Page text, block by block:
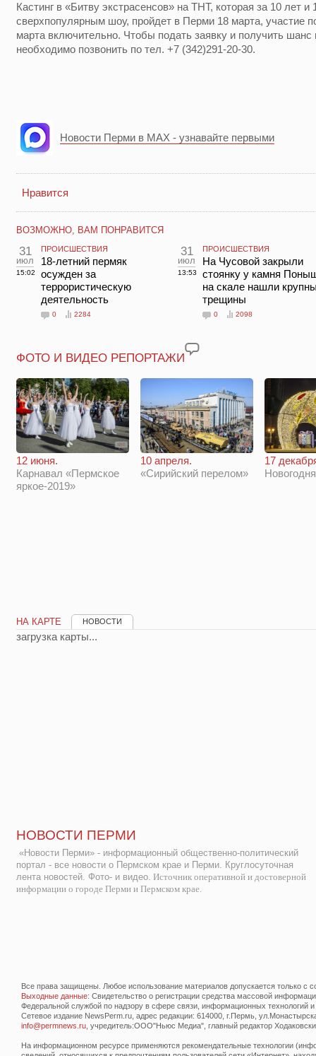
Кастинг в «Битву экстрасенсов» на ТНТ, которая за 10 лет и
сверхпопулярным шоу, пройдет в Перми 18 марта, участие
марта включительно. Чтобы подать заявку и получить шанс
необходимо позвонить по тел. +7 (342)291-20-30.
Новости Перми в MAX - узнавайте первыми
Нравится
ВОЗМОЖНО, ВАМ ПОНРАВИТСЯ
31
июл
15:02
ПРОИСШЕСТВИЯ
18-летний пермяк
осужден за
террористическую
деятельность
0 2284
31
июл
13:53
ПРОИСШЕСТВИЯ
На Чусовой закрыли
стоянку у камня
на скале нашли
трещины
0 2098
ФОТО И ВИДЕО РЕПОРТАЖИ
12 июня.
Карнавал «Пермское
яркое-2019»
10 апреля.
«Сирийский перелом»
17
НА КАРТЕ НОВОСТИ
загрузка карты...
НОВОСТИ ПЕРМИ
«Новости Перми» - информационный общественно-политический
портал - все новости о Пермском крае и Перми. Круглосуточная
лента новостей. Фото- и видео. Источник оперативной и достоверной
информации о городе Перми и Пермском крае.
Все права защищены. Любое использование материалов допускается только с
Выходные данные: Свидетельство о регистрации средства массовой
Федеральной службой по надзору в сфере связи, информационных технологий
Сетевое издание NewsPerm.ru, адрес редакции: 614000, г.Пермь,
info@permnews.ru , учредитель:ООО"Ньюс Медиа", главный редактор
На информационном ресурсе применяются рекомендательные технологии